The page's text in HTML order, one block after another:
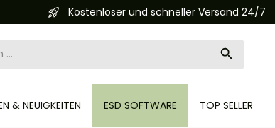
Automatisierte Bestellabwicklung (API)
& NEUIGKEITEN ESD SOFTWARE TOP SELLER